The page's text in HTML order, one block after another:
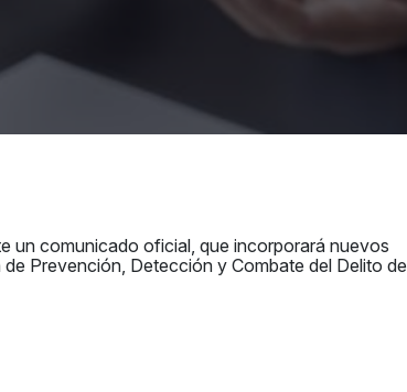
un comunicado oficial, que incorporará nuevos
Prevención, Detección y Combate del Delito de